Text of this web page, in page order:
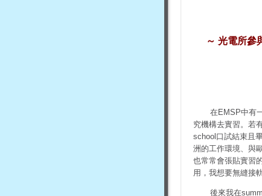
～ 光電所參
在EMSP中有
究機構去實習。若
school口試結束且
洲的工作環境、與
也常常會張貼實習
用，我想要無縫接
後來我在